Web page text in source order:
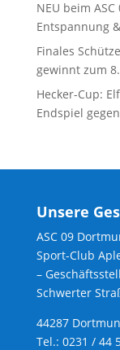
NEU beim
Entspannung
Finales
gewinnt zum
Hecker-Cup:
Endspiel
Unsere
ASC 09
Sport-Club
–
Schwerter
44287
Tel.: 0231 / 44